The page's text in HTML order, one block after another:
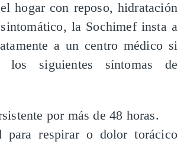
hogar con reposo, hidratación
la Sochimef insta a
a un centro médico si
los siguientes síntomas de
por más de 48 horas.
para respirar o dolor torácico